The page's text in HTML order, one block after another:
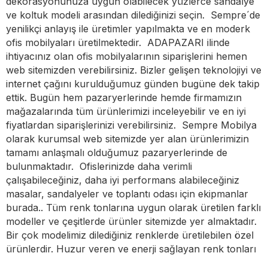
ve koltuk modeli arasından dilediğinizi seçin. Sempre´de
yenilikçi anlayış ile üretimler yapılmakta ve en moderk
ofis mobilyaları üretilmektedir. ADAPAZARI ilinde
ihtiyacınız olan ofis mobilyalarının siparişlerini hemen
web sitemizden verebilirsiniz. Bizler gelişen teknolojiyi ve
internet çağını kurulduğumuz günden bugüne dek takip
ettik. Bugün hem pazaryerlerinde hemde firmamızın
mağazalarında tüm ürünlerimizi inceleyebilir ve en iyi
fiyatlardan siparişlerinizi verebilirsiniz. Sempre Mobilya
olarak kurumsal web sitemizde yer alan ürünlerimizin
tamamı anlaşmalı olduğumuz pazaryerlerinde de
bulunmaktadır. Ofislerinizde daha verimli
çalışabileceğiniz, daha iyi performans alabileceğiniz
masalar, sandalyeler ve toplantı odası için ekipmanlar
burada.. Tüm renk tonlarına uygun olarak üretilen farklı
modeller ve çeşitlerde ürünler sitemizde yer almaktadır.
Bir çok modelimiz dilediğiniz renklerde üretilebilen özel
ürünlerdir. Huzur veren ve enerji sağlayan renk tonları